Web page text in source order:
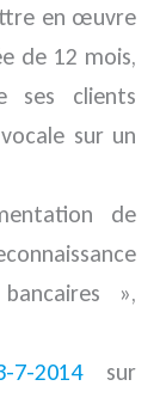
en œuvre
de 12 mois,
ses clients
sur un
de
»,
2014sur